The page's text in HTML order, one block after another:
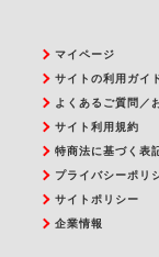
マイページ
サイトの利用ガイ
よくあるご質問／
サイト利用規約
特商法に基づく表
プライバシーポリ
サイトポリシー
企業情報